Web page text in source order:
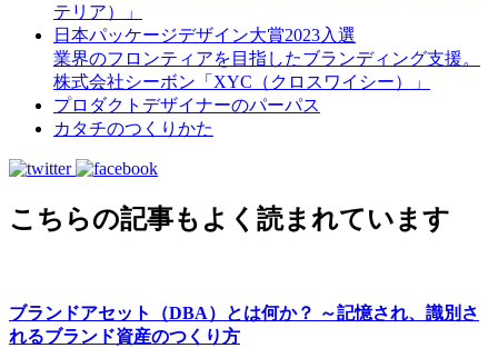
テリア）」
日本パッケージデザイン大賞2023入選
業界のフロンティアを目指したブランディング支援。
株式会社シーボン「XYC（クロスワイシー）」
プロダクトデザイナーのパーパス
カタチのつくりかた
こちらの記事もよく読まれています
ブランドアセット（DBA）とは何か？ ～記憶され、識別さ
れるブランド資産のつくり方